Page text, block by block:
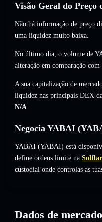
Visão Geral do
Não há informação de preço
uma liquidez muito baixa.
No último dia, o volume de
alteração em comparação com
A sua capitalização de
liquidez nas principais DEX
N/A.
Negocia YABAI
YABAI (YABAI) está
define ordens limite na
custodial onde controlas as
Dados de